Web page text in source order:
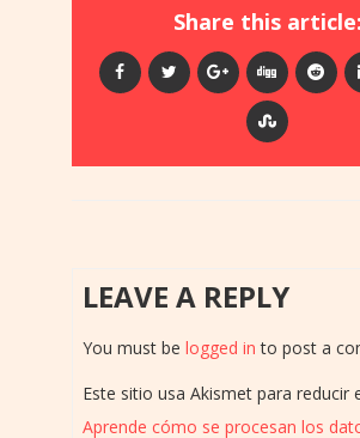
Share this article:
LEAVE A REPLY
You must be logged in to post a
Este sitio usa Akismet para reducir
Aprende cómo se procesan los